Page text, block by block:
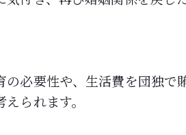
必要性や、生活費を団独で
られます。